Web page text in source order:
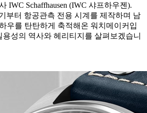
IWC Schaffhausen (IWC 샤프하우젠).
부터 항공관측 전용 시계를 제작하며 남
우를 탄탄하게 축적해온 워치메이커입
용성의 역사와 헤리티지를 살펴보겠습니